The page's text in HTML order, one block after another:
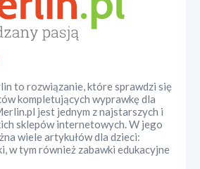
to rozwiązanie, które sprawdzi się
kompletujących wyprawkę dla
jest jednym z najstarszych i
sklepów internetowych. W jego
wiele artykułów dla dzieci:
w tym również zabawki edukacyjne